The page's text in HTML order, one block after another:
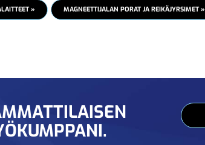
» MAGNEETTIJALAN PORAT JA REIKÄJYRSIMET »